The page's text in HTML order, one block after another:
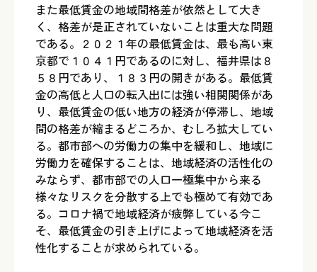
また最低賃金の地域間格差が依然として大き
く、格差が是正されていないことは重大な問題
である。２０２１年の最低賃金は、最も高い東
京都で１０４１円であるのに対し、福井県は８
５８円であり、１８３円の開きがある。最低賃
金の高低と人口の転入出には強い相関関係があ
り、最低賃金の低い地方の経済が停滞し、地域
間の格差が縮まるどころか、むしろ拡大してい
る。都市部への労働力の集中を緩和し、地域に
労働力を確保することは、地域経済の活性化の
みならず、都市部での人口一極集中から来る
様々なリスクを分散する上でも極めて有効であ
る。コロナ禍で地域経済が疲弊している今こ
そ、最低賃金の引き上げによって地域経済を活
性化することが求められている。